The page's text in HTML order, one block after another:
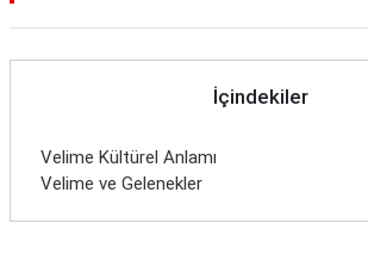
İçindekiler
Velime Kültürel Anlamı
Velime ve Gelenekler